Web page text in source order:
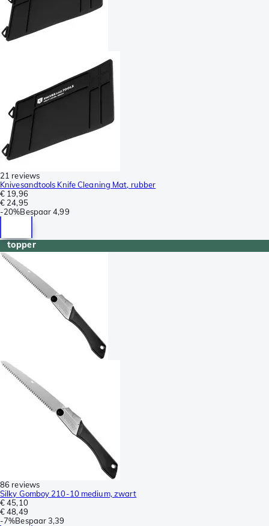
21 reviews
Knivesandtools Knife Cleaning Mat, rubber
€ 19,96
€ 24,95
-20%Bespaar 4,99
topper
86 reviews
Silky Gomboy 210-10 medium, zwart
€ 45,10
€ 48,49
-7%Bespaar3,39